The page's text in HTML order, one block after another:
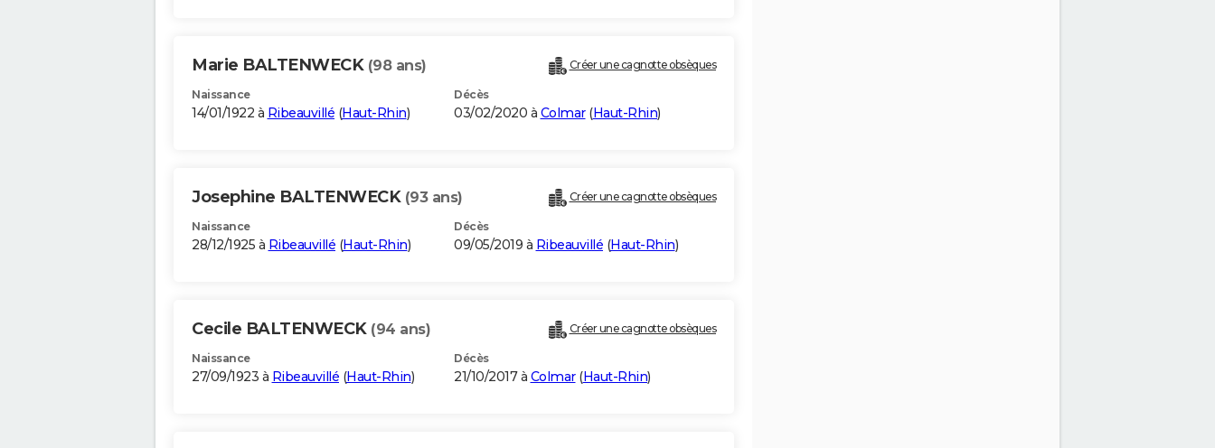
Marie BALTENWECK (98 ans) Créer une cagnotte obsèques
Naissance
14/01/1922 à Ribeauvillé (Haut-Rhin)
Décès
03/02/2020 à Colmar(Haut-Rhin)
Josephine BALTENWECK (93 ans) Créer une cagnotte obsèques
Naissance
28/12/1925 à Ribeauvillé (Haut-Rhin)
Décès
09/05/2019 à Ribeauvillé (Haut-Rhin)
Cecile BALTENWECK (94 ans) Créer une cagnotte obsèques
Naissance
27/09/1923 à Ribeauvillé (Haut-Rhin)
Décès
21/10/2017 à Colmar(Haut-Rhin)